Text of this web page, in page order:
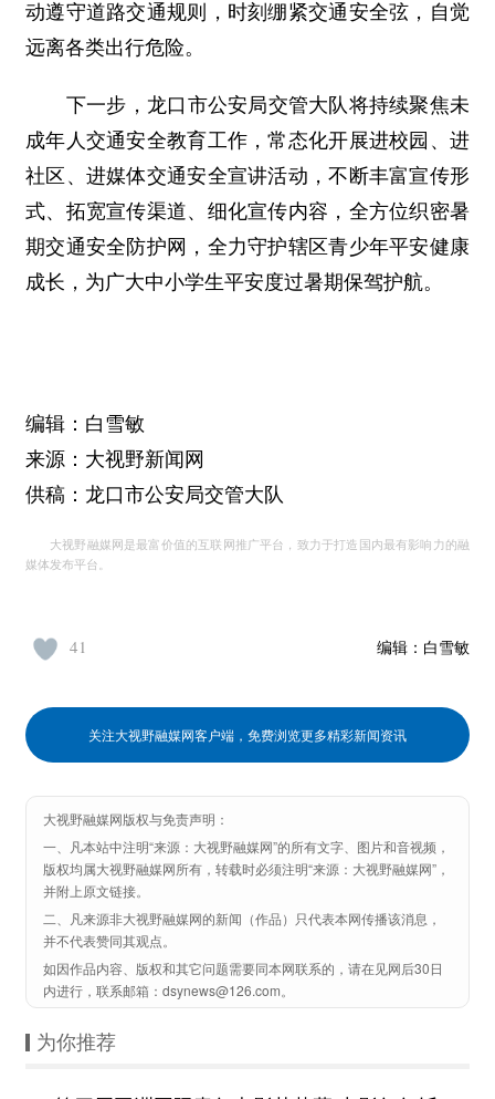
动遵守道路交通规则，时刻绷紧交通安全弦，自觉
远离各类出行危险。
下一步，龙口市公安局交管大队将持续聚焦未
成年人交通安全教育工作，常态化开展进校园、进
社区、进媒体交通安全宣讲活动，不断丰富宣传形
式、拓宽宣传渠道、细化宣传内容，全方位织密暑
期交通安全防护网，全力守护辖区青少年平安健康
成长，为广大中小学生平安度过暑期保驾护航。
编辑：白雪敏
来源：大视野新闻网
供稿：龙口市公安局交管大队
大视野融媒网是最富价值的互联网推广平台，致力于打造国内最有影响力的融
媒体发布平台。
编辑： 白雪敏
41
关注大视野融媒网客户端，免费浏览更多精彩新闻资讯
大视野融媒网版权与免责声明：
一、凡本站中注明“来源：大视野融媒网”的所有文字、图片和音视频，
版权均属大视野融媒网所有，转载时必须注明“来源：大视野融媒网”，
并附上原文链接。
二、凡来源非大视野融媒网的新闻（作品）只代表本网传播该消息，
并不代表赞同其观点。
如因作品内容、版权和其它问题需要同本网联系的，请在见网后30日
内进行，联系邮箱：dsynews@126.com。
为你推荐